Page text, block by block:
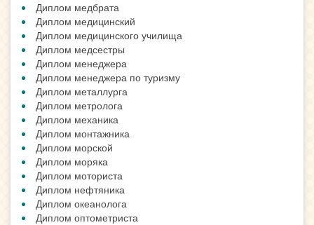
Диплом медбрата
Диплом медицинский
Диплом медицинского училища
Диплом медсестры
Диплом менеджера
Диплом менеджера по туризму
Диплом металлурга
Диплом метролога
Диплом механика
Диплом монтажника
Диплом морской
Диплом моряка
Диплом моториста
Диплом нефтяника
Диплом океанолога
Диплом оптометриста